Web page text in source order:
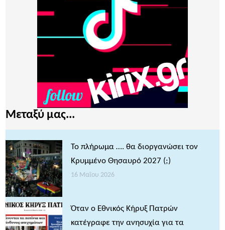
Μεταξύ μας...
Το πλήρωμα …. θα διοργανώσει τον
Κρυμμένο Θησαυρό 2027 (;)
16 Μαΐου 2026
Όταν ο Εθνικός Κήρυξ Πατρών
κατέγραφε την ανησυχία για τα